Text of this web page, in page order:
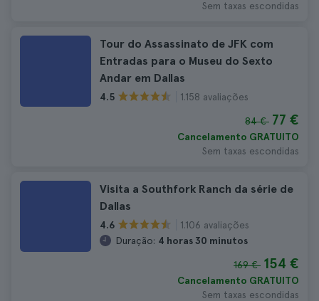
Sem taxas escondidas
Tour do Assassinato de JFK com
Entradas para o Museu do Sexto
Andar em Dallas
4.5 1.158 avaliações
84 € 77 €
Cancelamento GRATUITO
Sem taxas escondidas
Visita a Southfork Ranch da série de
Dallas
4.6
1.106 avaliações
Duração: 4 horas 30 minutos
169 € 154 €
Cancelamento GRATUITO
Sem taxas escondidas